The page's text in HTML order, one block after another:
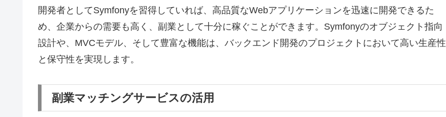
開発者としてSymfonyを習得していれば、高品質なWebアプリケーションを迅速に開発できるた
め、企業からの需要も高く、副業として十分に稼ぐことができます。Symfonyのオブジェクト指向
設計や、MVCモデル、そして豊富な機能は、バックエンド開発のプロジェクトにおいて高い生産性
と保守性を実現します。
副業マッチングサービスの活用